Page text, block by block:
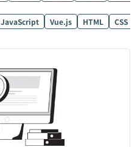
JavaScript Vue.js HTML CSS